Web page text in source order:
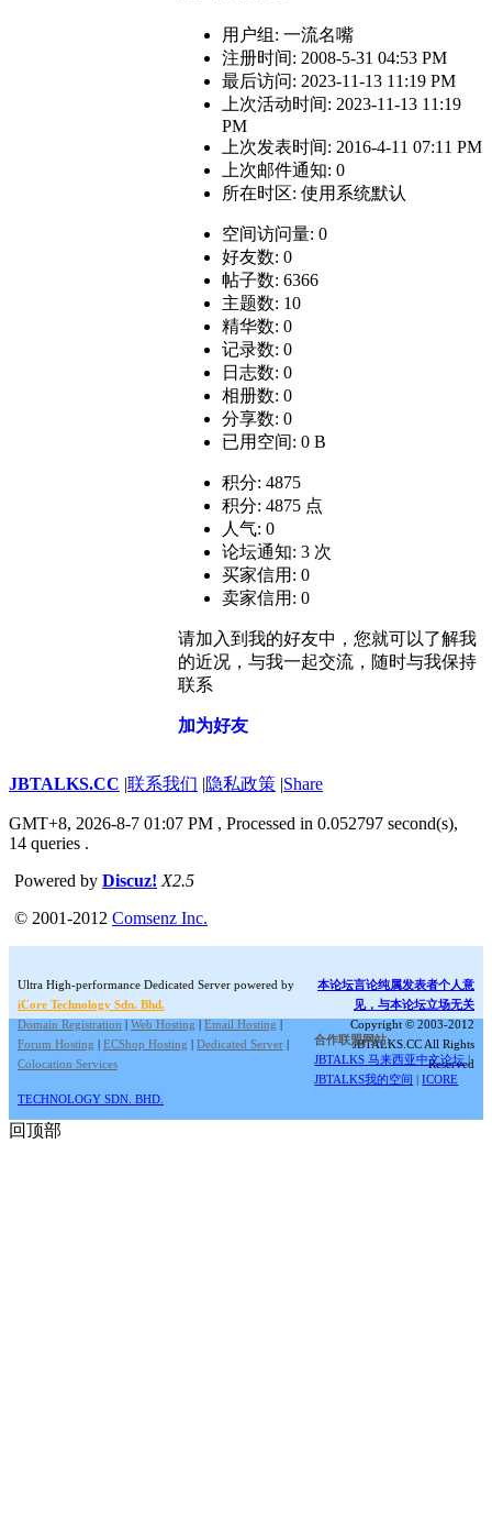
用户组: 一流名嘴
注册时间: 2008-5-31 04:53 PM
最后访问: 2023-11-13 11:19 PM
上次活动时间: 2023-11-13 11:19
PM
上次发表时间: 2016-4-11 07:11 PM
上次邮件通知: 0
所在时区: 使用系统默认
空间访问量: 0
好友数: 0
帖子数: 6366
主题数: 10
精华数: 0
记录数: 0
日志数: 0
相册数: 0
分享数: 0
已用空间: 0 B
积分: 4875
积分: 4875 点
人气: 0
论坛通知: 3 次
买家信用: 0
卖家信用: 0
请加入到我的好友中，您就可以了解我
的近况，与我一起交流，随时与我保持
联系
加为好友
JBTALKS.CC |联系我们 |隐私政策 |Share
GMT+8, 2026-8-7 01:07 PM , Processed in 0.052797 second(s),
14 queries .
Powered by Discuz! X2.5
© 2001-2012 Comsenz Inc.
Ultra High-performance Dedicated Server powered by
iCore Technology Sdn. Bhd.
Domain Registration | Web Hosting | Email Hosting |
Forum Hosting | ECShop Hosting | Dedicated Server |
Colocation Services
本论坛言论纯属发表者个人意
见，与本论坛立场无关
Copyright © 2003-2012
JBTALKS.CC All Rights
Reserved
合作联盟网站:
JBTALKS 马来西亚中文论坛 |
JBTALKS我的空间 |ICORE
TECHNOLOGY SDN. BHD.
回顶部